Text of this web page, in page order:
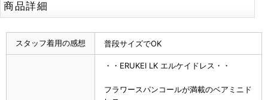
商品詳細
スタッフ着用の感想 普段サイズでOK
・・ERUKEI LK エルケイドレス・・
フラワースパンコールが満載のベアミニド